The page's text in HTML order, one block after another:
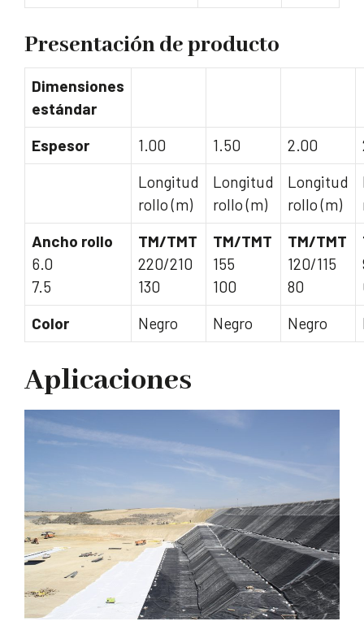
Presentación de producto
Dimensiones
estándar
Espesor
1.00 1.50 2.00
Longitud
rollo (m)
Longitud
rollo (m)
Longitud
rollo (m)
Ancho rollo
6.0
7.5
TM/TMT
220/210
130
TM/TMT
155
100
TM/TMT
120/115
80
Color
Negro Negro Negro
Aplicaciones